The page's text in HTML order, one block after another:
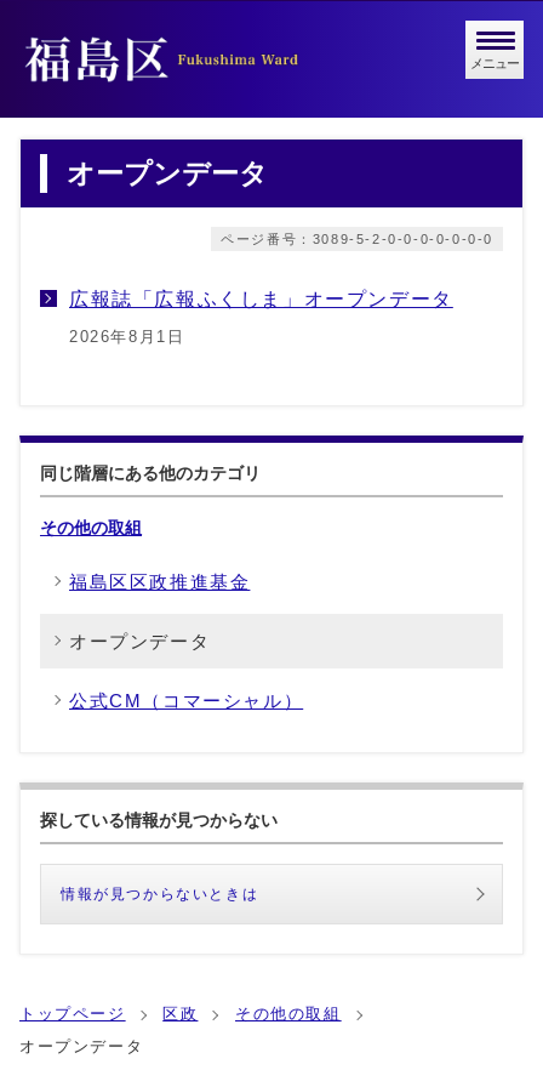
メニュー
オープンデータ
ページ番号：3089-5-2-0-0-0-0-0-0-0
広報誌「広報ふくしま」オープンデータ
2026年8月1日
同じ階層にある他のカテゴリ
その他の取組
福島区区政推進基金
オープンデータ
公式CM（コマーシャル）
探している情報が見つからない
情報が見つからないときは
トップページ 区政
その他の取組
オープンデータ